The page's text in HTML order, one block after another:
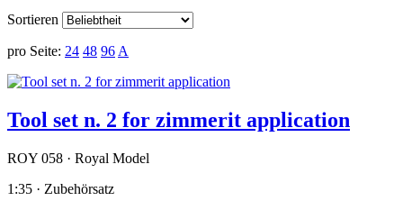
Sortieren
pro Seite: 24 48 96 A
Tool set n. 2 for zimmerit application
ROY 058 · Royal Model
1:35 · Zubehörsatz